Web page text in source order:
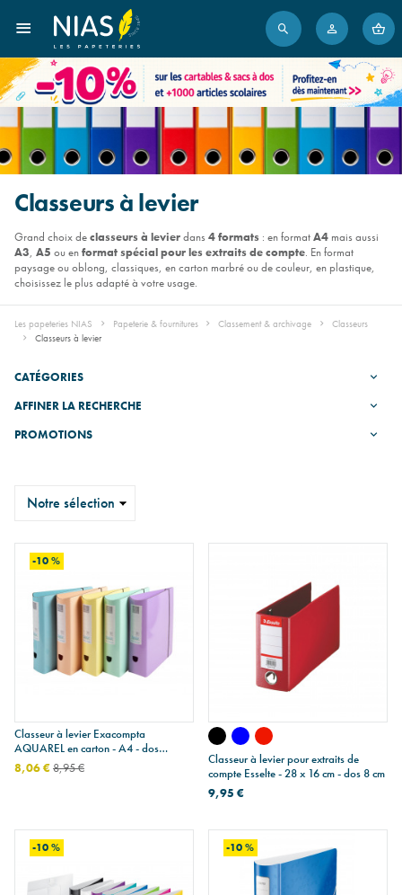
Classeurs à levier
Grand choix declasseurs à levierdans4 formats : en formatA4 mais aussi
A3, A5 ou enformat spécial pour les extraits de compte. En format
paysage ou oblong, classiques, en carton marbré ou de couleur, en plastique,
choisissez le plus adapté à votre usage.
Les papeteries NIAS Papeterie & fournitures Classement & archivage
Classeurs
Classeurs à levier
CATÉGORIES
AFFINER LA RECHERCHE
PROMOTIONS
-10 %
Classeur à levier Exacompta
AQUAREL en carton - A4 - dos
arrondi 8 cm avec élastique
8,06 €8,95 €
Classeur à levier pour extraits de
compte Esselte - 28 x 16 cm - dos 8 cm
9,95 €
-10 % -10 %